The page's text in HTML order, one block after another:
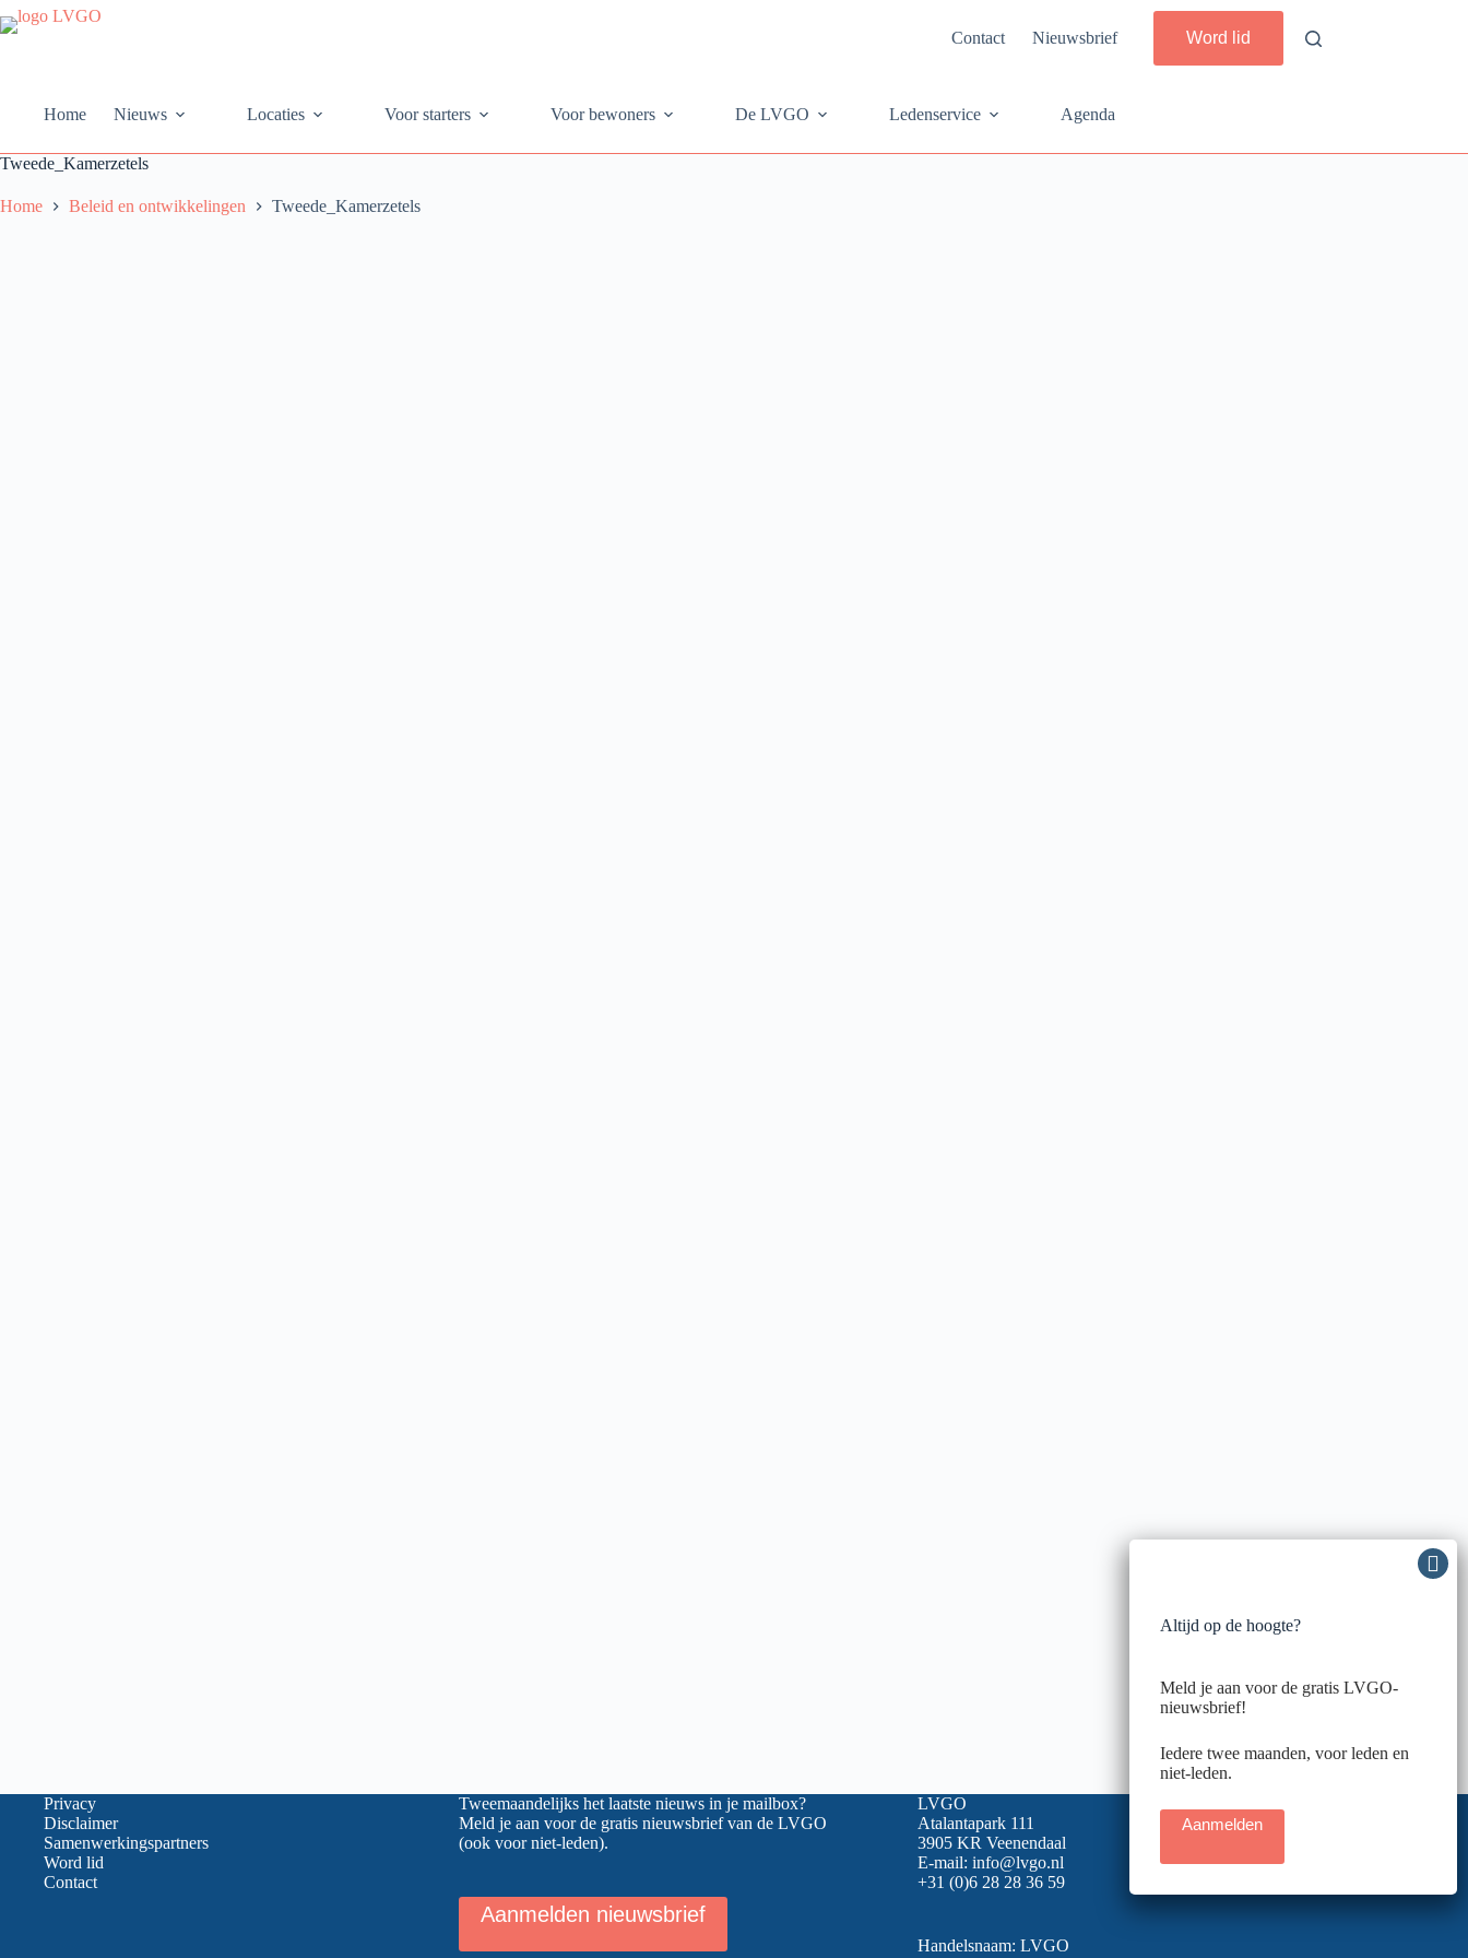
Ga
naar
Contact Nieuwsbrief Word lid
Home Nieuws Locaties Voor starters Voor bewoners De LVGO Ledenservice Agenda
Tweede_Kamerzetels
Home Beleid en ontwikkelingen Tweede_Kamerzetels
Privacy
Disclaimer
Samenwerkingspartners
Word lid
Contact
Tweemaandelijks het laatste nieuws in je mailbox?
Meld je aan voor de gratis nieuwsbrief van de LVGO
(ook voor niet-leden).
Aanmelden nieuwsbrief
LVGO
Atalantapark 111
3905 KR Veenendaal
E-mail: info@lvgo.nl
+31 (0)6 28 28 36 59
Handelsnaam: LVGO
Altijd op de hoogte?
Meld je aan voor de gratis LVGO-
nieuwsbrief!
Iedere twee maanden, voor leden en
niet-leden.
Aanmelden